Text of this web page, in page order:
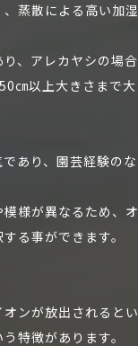
蒸散による高い加
、アレカヤシの場
㎝以上大きさまで大
あり、園芸経験の
様が異なるため、
る事ができます。
ンが放出されると
特徴があります。